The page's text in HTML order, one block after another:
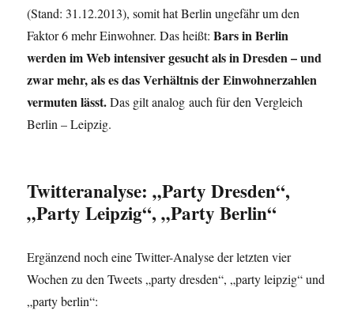
(Stand: 31.12.2013), somit hat Berlin ungefähr um den
Faktor 6 mehr Einwohner. Das heißt:Bars in Berlin
werden im Web intensiver gesucht als in Dresden – und
zwar mehr, als es das Verhältnis der Einwohnerzahlen
vermuten lässt.Das gilt analog auch für den Vergleich
Berlin – Leipzig.
Twitteranalyse: „Party Dresden“,
„Party Leipzig“, „Party Berlin“
Ergänzend noch eine Twitter-Analyse der letzten vier
Wochen zu den Tweets „party dresden“, „party leipzig“ und
„party berlin“: